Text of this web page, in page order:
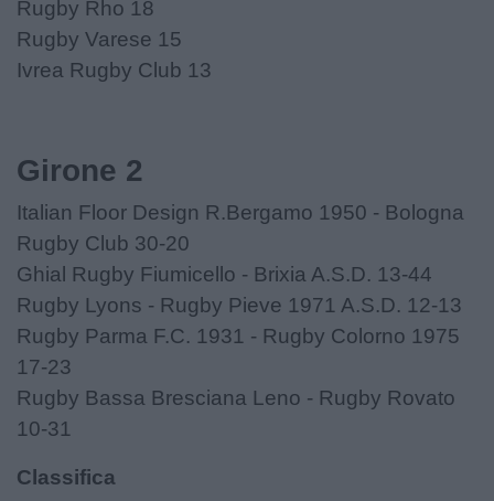
Rugby Rho 18
Rugby Varese 15
Ivrea Rugby Club 13
Girone 2
Italian Floor Design R.Bergamo 1950 - Bologna
Rugby Club 30-20
Ghial Rugby Fiumicello - Brixia A.S.D. 13-44
Rugby Lyons - Rugby Pieve 1971 A.S.D. 12-13
Rugby Parma F.C. 1931 - Rugby Colorno 1975
17-23
Rugby Bassa Bresciana Leno - Rugby Rovato
10-31
Classifica